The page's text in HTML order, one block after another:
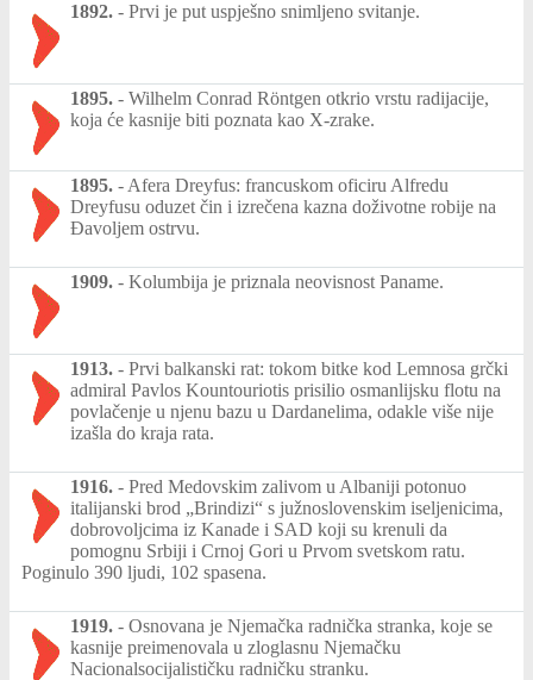
1892. - Prvi je put uspješno snimljeno svitanje.
1895. - Wilhelm Conrad Röntgen otkrio vrstu radijacije,
koja će kasnije biti poznata kao X-zrake.
1895. - Afera Dreyfus: francuskom oficiru Alfredu
Dreyfusu oduzet čin i izrečena kazna doživotne robije na
Đavoljem ostrvu.
1909. - Kolumbija je priznala neovisnost Paname.
1913. - Prvi balkanski rat: tokom bitke kod Lemnosa grčki
admiral Pavlos Kountouriotis prisilio osmanlijsku flotu na
povlačenje u njenu bazu u Dardanelima, odakle više nije
izašla do kraja rata.
1916. - Pred Medovskim zalivom u Albaniji potonuo
italijanski brod „Brindizi“ s južnoslovenskim iseljenicima,
dobrovoljcima iz Kanade i SAD koji su krenuli da
pomognu Srbiji i Crnoj Gori u Prvom svetskom ratu.
Poginulo 390 ljudi, 102 spasena.
1919. - Osnovana je Njemačka radnička stranka, koje se
kasnije preimenovala u zloglasnu Njemačku
Nacionalsocijalističku radničku stranku.